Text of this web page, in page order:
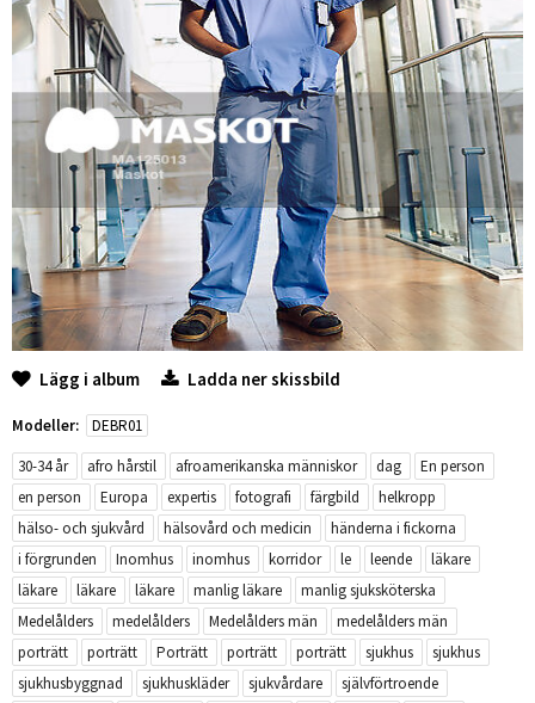
Lägg i album Ladda ner skissbild
Modeller:
DEBR01
30-34 år
afro hårstil afroamerikanska människor dag
En person
en person
Europa expertis fotografi färgbild
helkropp
hälso- och sjukvård
hälsovård och medicin
händerna i fickorna
i förgrunden
Inomhus inomhus korridor le leende
läkare
läkare
läkare läkare manlig läkare
manlig sjuksköterska
Medelålders
medelålders Medelålders män
medelålders män
porträtt
porträtt Porträtt porträtt porträtt sjukhus
sjukhus
sjukhusbyggnad
sjukhuskläder sjukvårdare
självförtroende